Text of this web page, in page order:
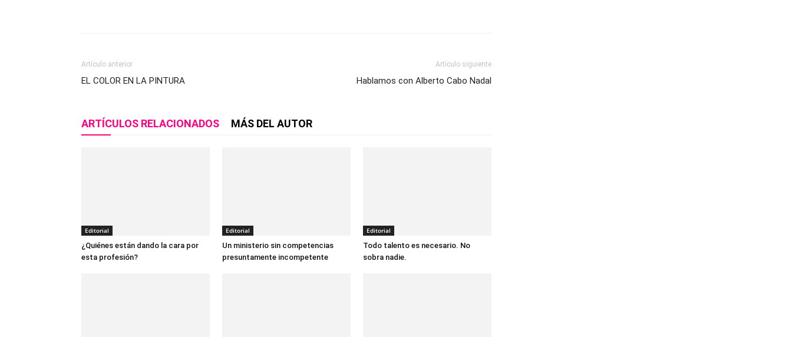
Artículo anterior
EL COLOR EN LA PINTURA
Artículo siguiente
Hablamos con Alberto Cabo Nadal
ARTÍCULOS RELACIONADOS MÁS DEL AUTOR
Editorial
¿Quiénes están dando la cara por
esta profesión?
Editorial
Un ministerio sin competencias
presuntamente incompetente
Editorial
Todo talento es necesario. No
sobra nadie.